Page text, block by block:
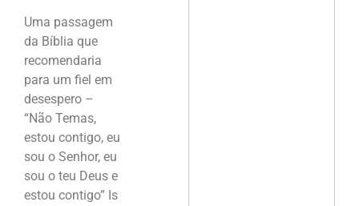
Uma passagem
da Bíblia que
recomendaria
para um fiel em
desespero –
“Não Temas,
estou contigo, eu
sou o Senhor, eu
sou o teu Deus e
estou contigo” Is